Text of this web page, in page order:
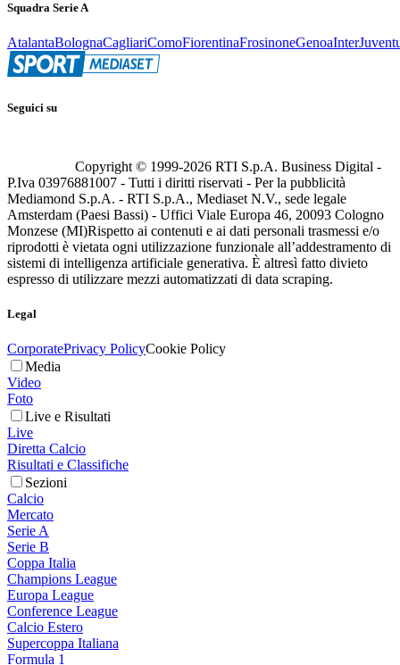
Squadra Serie A
AtalantaBolognaCagliariComoFiorentinaFrosinoneGenoaInter
Seguici su
Copyright © 1999-2026 RTI S.p.A. Business Digital -
P.Iva 03976881007 - Tutti i diritti riservati - Per la pubblicità
Mediamond S.p.A. - RTI S.p.A., Mediaset N.V., sede legale
Amsterdam (Paesi Bassi) - Uffici Viale Europa 46, 20093 Cologno
Monzese (MI)Rispetto ai contenuti e ai dati personali trasmessi e/o
riprodotti è vietata ogni utilizzazione funzionale all’addestramento di
sistemi di intelligenza artificiale generativa. È altresì fatto divieto
espresso di utilizzare mezzi automatizzati di data scraping.
Legal
CorporatePrivacy PolicyCookie Policy
Media
Video
Foto
Live e Risultati
Live
Diretta Calcio
Risultati e Classifiche
Sezioni
Calcio
Mercato
Serie A
Serie B
Coppa Italia
Champions League
Europa League
Conference League
Calcio Estero
Supercoppa Italiana
Formula 1